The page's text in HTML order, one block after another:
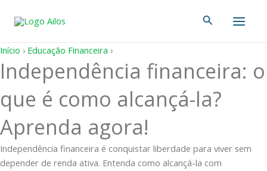
para
conteúdo
Pesquisar
Início › Educação Financeira ›
Independência financeira: o
que é como alcançá-la?
Aprenda agora!
Independência financeira é conquistar liberdade para viver sem
depender de renda ativa. Entenda como alcançá-la com